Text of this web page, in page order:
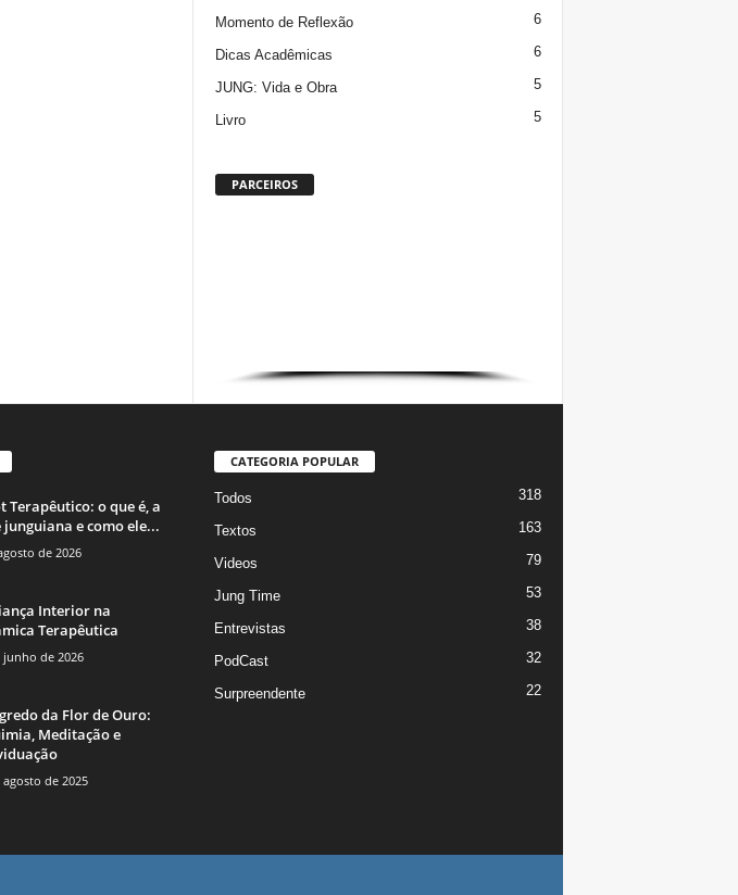
Momento de Reflexão 6
Dicas Acadêmicas 6
JUNG: Vida e Obra 5
Livro 5
PARCEIROS
Terapêutico: o que é, a
junguiana e como ele...
de 2026
Interior na
Terapêutica
junho de 2026
da Flor de Ouro:
Meditação e
agosto de 2025
CATEGORIA POPULAR
Todos 318
Textos 163
Videos 79
Jung Time 53
Entrevistas 38
PodCast 32
Surpreendente 22